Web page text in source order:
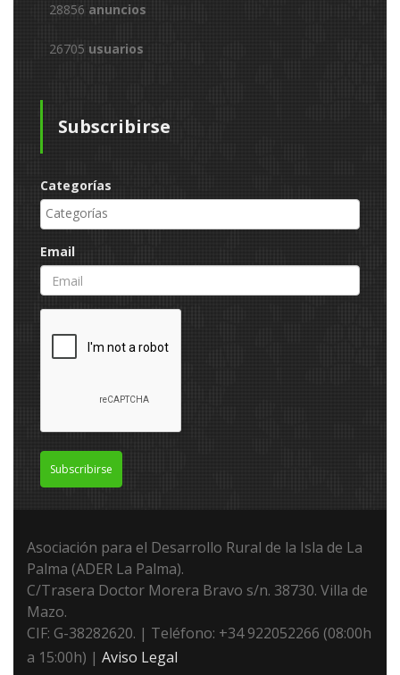
28856 anuncios
26705 usuarios
Subscribirse
Categorías
Email
Subscribirse
Asociación para el Desarrollo Rural de la Isla de La
Palma (ADER La Palma).
C/Trasera Doctor Morera Bravo s/n. 38730. Villa de
Mazo.
CIF: G-38282620. | Teléfono: +34 922052266 (08:00h
a 15:00h) | Aviso Legal